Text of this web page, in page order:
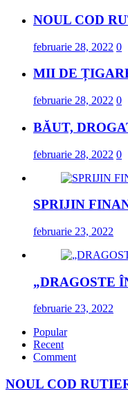
NOUL COD
februarie 28, 2022 0
MII DE
februarie 28, 2022 0
BĂUT,
februarie 28, 2022 0
SPRIJIN
februarie 23, 2022
„DRAGOSTE
februarie 23, 2022
Popular
Recent
Comment
NOUL COD